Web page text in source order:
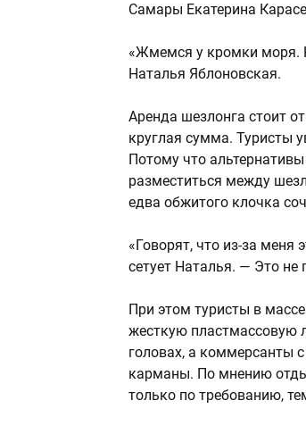
Самары Екатерина
«Жмемся у кромки моря.
Наталья Яблоновская.
Аренда шезлонга стоит
круглая сумма. Туристы
Потому что
разместиться между
едва обжитого клочка
«Говорят, что из-за меня
сетует Наталья. — Это
При этом туристы в
жесткую пластмассовую
головах, а коммерсанты
карманы. По мнению
только по требованию,